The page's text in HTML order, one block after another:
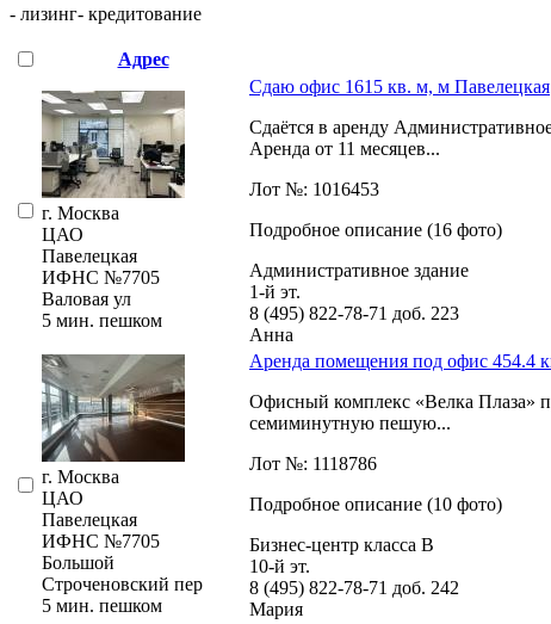
- лизинг- кредитование
Адрес
г. Москва
ЦАО
Павелецкая
ИФНС №7705
Валовая ул
5 мин. пешком
Сдаю офис 1615 кв. м, м Павелецкая
Сдаётся в аренду
Аренда от 11 месяцев...
Лот №: 1016453
Подробное описание (16 фото)
Административное здание
1-й эт.
8 (495) 822-78-71 доб. 223
Анна
г. Москва
ЦАО
Павелецкая
ИФНС №7705
Большой
Строченовский пер
5 мин. пешком
Аренда помещения под офис 454.4
Офисный комплекс «Велка Плаза»
семиминутную пешую...
Лот №: 1118786
Подробное описание (10 фото)
Бизнес-центр класса В
10-й эт.
8 (495) 822-78-71 доб. 242
Мария